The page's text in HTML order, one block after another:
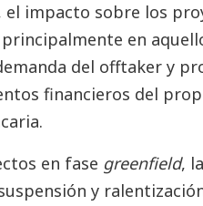
el impacto sobre los
en
del offtaker y
financieros del
en fase greenfield,
y